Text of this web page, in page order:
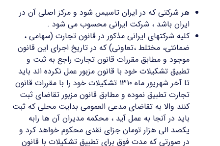
هر شرکتی که در ایران تاسیس شود و مرکز اصلی آن در
ایران باشد ، شرکت ایرانی محسوب می شود .
کلیه شرکتهای ایرانی مذکور در قانون تجارت (سهامی ،
ضمانتی، مختلط ،تعاونی) که در تاریخ اجرای این قانون
موجود و مطابق مقررات قانون تجارت راجع به ثبت و
تطبیق تشکیلات خود با قانون مزبور عمل نکرده اند باید
تا آخر شهریور ماه ۱۳۱۰ تشکیلات خود را با مقررات قانون
تجارت تطبیق نموده و مطابق قانون مزبور تقاضای ثبت
کنند والا به تقاضای مدعی العمومی بدایت محلی که ثبت
باید در آنجا به عمل آید ، محکمه مدیران آن ها رابه
یکصد الی هزار تومان جزای نقدی محکوم خواهد کرد و
در صورتی که مدت فوق برای تطبیق تشکیلات با قانون